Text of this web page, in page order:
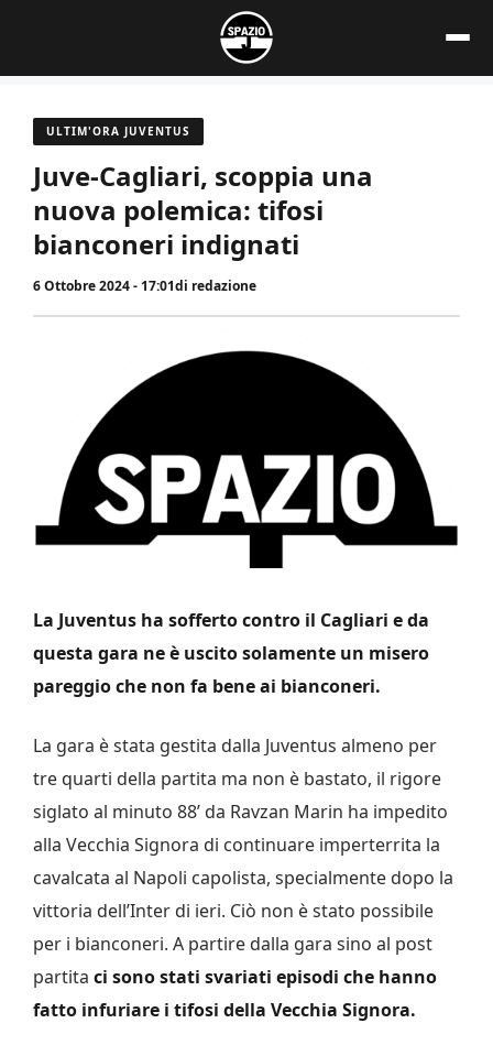
contenuto
ULTIM'ORA JUVENTUS
Juve-Cagliari, scoppia una
nuova polemica: tifosi
bianconeri indignati
6 Ottobre 2024 - 17:01di redazione
La Juventus ha sofferto contro il Cagliari e da
questa gara ne è uscito solamente un misero
pareggio che non fa bene ai bianconeri.
La gara è stata gestita dalla Juventus almeno per
tre quarti della partita ma non è bastato, il rigore
siglato al minuto 88’ da Ravzan Marin ha impedito
alla Vecchia Signora di continuare imperterrita la
cavalcata al Napoli capolista, specialmente dopo la
vittoria dell’Inter di ieri. Ciò non è stato possibile
per i bianconeri. A partire dalla gara sino al post
partita ci sono stati svariati episodi che hanno
fatto infuriare i tifosi della Vecchia Signora.